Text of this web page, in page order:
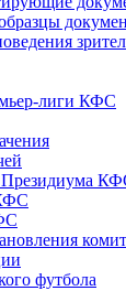
лиги КФС
Президиума
футбола